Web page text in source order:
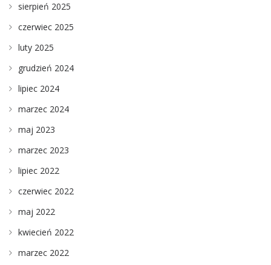
sierpień 2025
czerwiec 2025
luty 2025
grudzień 2024
lipiec 2024
marzec 2024
maj 2023
marzec 2023
lipiec 2022
czerwiec 2022
maj 2022
kwiecień 2022
marzec 2022